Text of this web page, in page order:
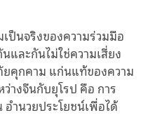
ป็นจริงของความร่วมมือ
และกันไม่ใช่ความเสี่ยง
คุกคาม แก่นแท้ของความ
างจีนกับยุโรป คือ การ
ำนวยประโยชน์เพื่อได้